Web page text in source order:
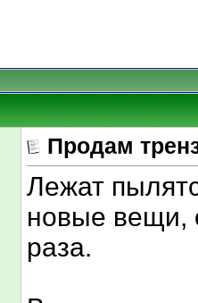
Продам
Лежат
новые вещи,
раза.